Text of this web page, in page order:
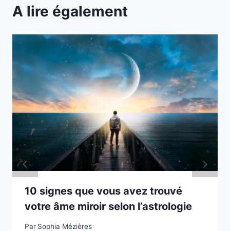
A lire également
10 signes que vous avez trouvé
votre âme miroir selon l’astrologie
Par Sophia Mézières